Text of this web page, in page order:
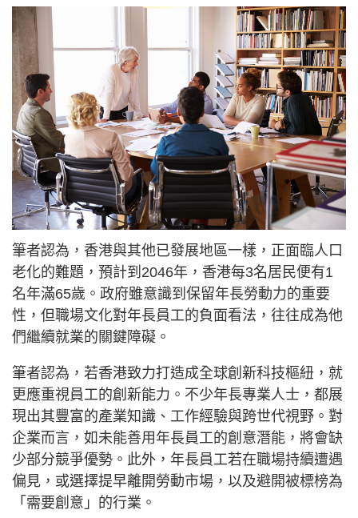
筆者認為，香港與其他已發展地區一樣，正面臨人口
老化的難題，預計到2046年，香港每3名居民便有1
名年滿65歲。政府雖意識到保留年長勞動力的重要
性，但職場文化對年長員工的負面看法，往往成為他
們繼續就業的關鍵障礙。
筆者認為，若香港致力打造成全球創新科技樞紐，就
更應重視員工的創新能力。不少年長專業人士，都展
現出其豐富的產業知識、工作經驗與跨世代視野。對
企業而言，如未能善用年長員工的創意潛能，將會缺
少部分競爭優勢。此外，年長員工若在職場持續遭遇
偏見，或選擇提早離開勞動市場，以及避開被標榜為
「需要創意」的行業。